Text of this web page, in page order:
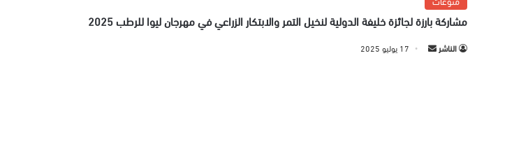
مشاركة بارزة لجائزة خليفة الدولية لنخيل التمر والابتكار الزراعي في مهرجان ليوا للرطب 2025
الناشر 17 يوليو 2025